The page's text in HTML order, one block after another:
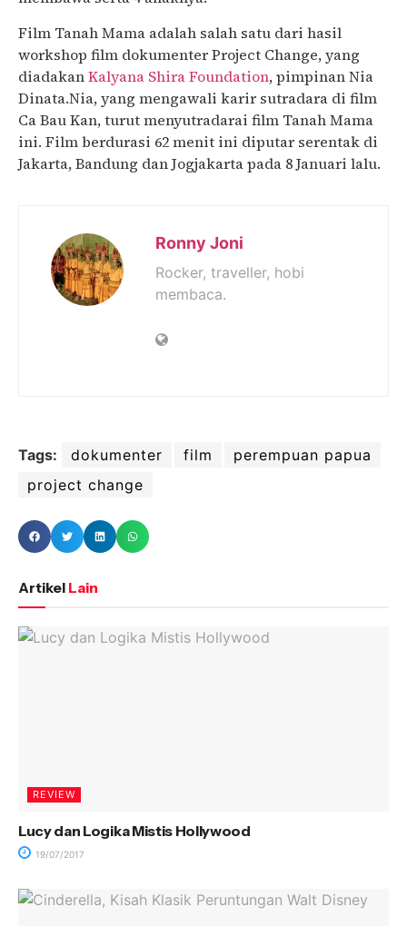
Film Tanah Mama adalah salah satu dari hasil
workshop film dokumenter Project Change, yang
diadakanKalyana Shira Foundation, pimpinan Nia
Dinata.Nia, yang mengawali karir sutradara di film
Ca Bau Kan, turut menyutradarai film Tanah Mama
ini. Film berdurasi 62 menit ini diputar serentak di
Jakarta, Bandung dan Jogjakarta pada 8 Januari lalu.
Ronny Joni
Rocker, traveller, hobi
membaca.
Tags: dokumenter film
perempuan papua
project change
Artikel Lain
REVIEW
Lucy dan Logika Mistis Hollywood
19/07/2017